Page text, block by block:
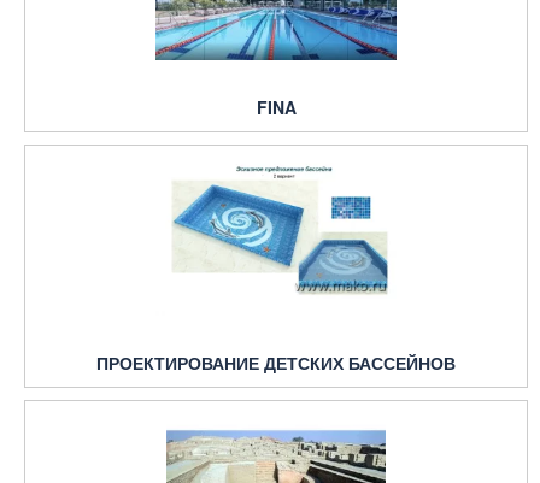
FINA
ПРОЕКТИРОВАНИЕ ДЕТСКИХ БАССЕЙНОВ